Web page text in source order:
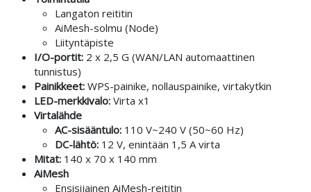
Langaton reititin
AiMesh-solmu (Node)
Liityntäpiste
I/O-portit:2 x 2,5 G (WAN/LAN automaattinen
tunnistus)
Painikkeet:WPS-painike, nollauspainike, virtakytkin
LED-merkkivalo: Virta x1
Virtalähde
AC-sisääntulo:110 V~240 V (50~60 Hz)
DC-lähtö: 12 V, enintään 1,5 A virta
Mitat: 140 x 70 x 140 mm
AiMesh
Ensisijainen AiMesh-reititin